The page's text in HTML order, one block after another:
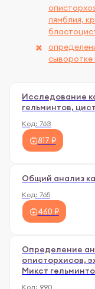
лямблия,
сыворотке
Исследование
гельминтов,
Код: 763
817 ₽
Общий анализ
Код: 765
460 ₽
Определение
описторхисов,
Микст
Код: 990